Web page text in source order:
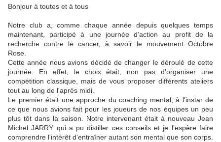
Bonjour à toutes et à tous
Notre club a, comme chaque année depuis quelques temps
maintenant, participé à une journée d'action au profit de la
recherche contre le cancer, à savoir le mouvement Octobre
Rose.
Cette année nous avions décidé de changer le déroulé de cette
journée. En effet, le choix était, non pas d'organiser une
compétition classique, mais de vous proposer différents ateliers
tout au long de l'après midi.
Le premier était une approche du coaching mental, à l'instar de
ce que nous avions fait pour les joueurs de nos équipes un peu
plus tôt dans la saison. Notre intervenant était à nouveau Jean
Michel JARRY qui a pu distiller ces conseils et je l'espère faire
comprendre l'intérêt d'entraîner autant son mental que son corps.